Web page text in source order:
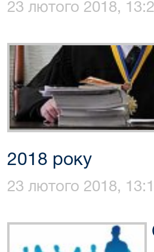
23 лютого 2018,
2018 року
23 лютого 2018,